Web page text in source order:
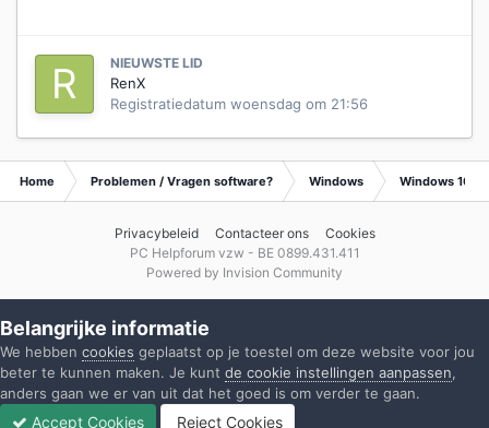
NIEUWSTE LID
RenX
Registratiedatum woensdag om 21:56
Home Problemen / Vragen software? Windows Windows 10
Privacybeleid Contacteer ons
Cookies
PC Helpforum vzw - BE 0899.431.411
Powered by Invision Community
Belangrijke informatie
We hebben cookies geplaatst op je toestel om deze website voor jou
beter te kunnen maken. Je kunt de cookie instellingen aanpassen,
anders gaan we er van uit dat het goed is om verder te gaan.
Accept Cookies Reject Cookies